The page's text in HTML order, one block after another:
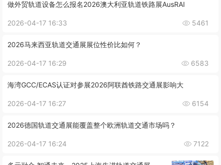
做外贸轨道设备怎么报名2026澳大利亚轨道铁路展AusRAI
2026-04-17 16:33 5461
2026马来西亚轨道交通展展位性价比如何？
2026-04-17 16:29 6583
海湾GCC/ECAS认证对参展2026阿联酋铁路交通展影响大
2026-04-17 16:27 6154
2026德国轨道交通展能覆盖整个欧洲轨道交通市场吗？
2026-04-17 16:24 7122